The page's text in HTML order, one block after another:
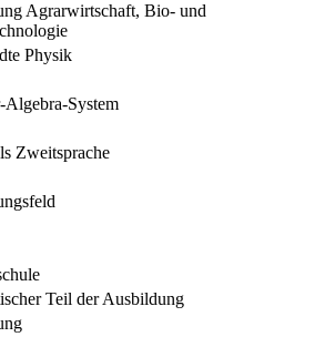
Agrarwirtschaft, Bio- und
Physik
Algebra-System
Zweitsprache
Teil der Ausbildung